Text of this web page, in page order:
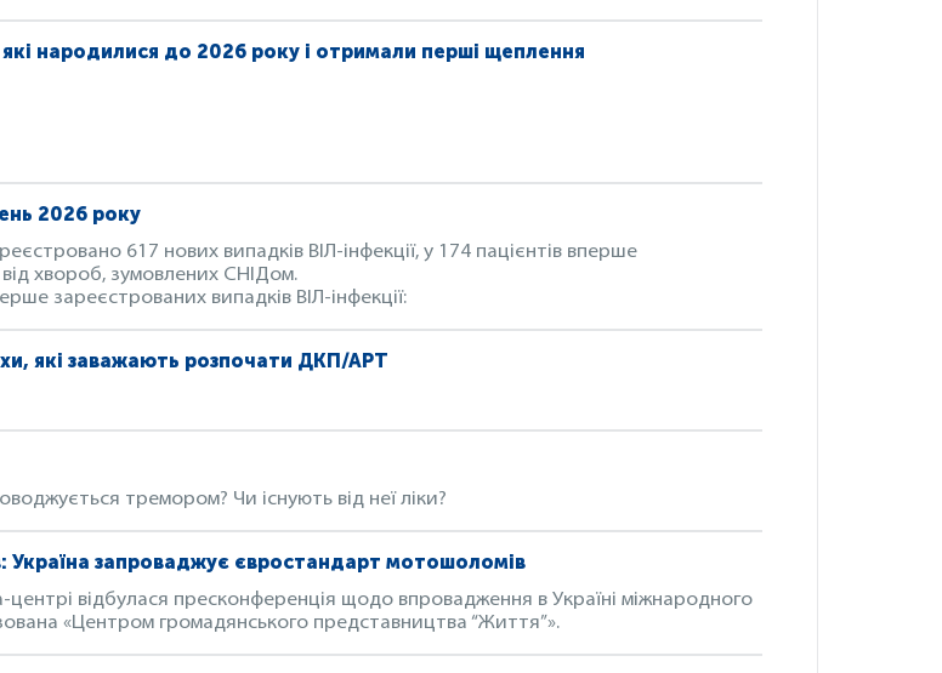
народилися до 2026 року і отримали перші щеплення
2026 року
617 нових випадків ВІЛ-інфекції, у 174 пацієнтів вперше
хвороб, зумовлених СНІДом.
зареєстрованих випадків ВІЛ-інфекції:
які заважають розпочати ДКП/АРТ
тремором? Чи існують від неї ліки?
Україна запроваджує євростандарт мотошоломів
центрі відбулася пресконференція щодо впровадження в Україні міжнародного
«Центром громадянського представництва “Життя”».